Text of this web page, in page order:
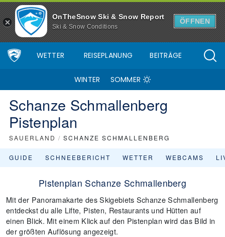
OnTheSnow Ski & Snow Report
Ski & Snow Conditions
ÖFFNEN
WETTER REISEPLANUNG BEITRÄGE
WINTER SOMMER
Schanze Schmallenberg
Pistenplan
SAUERLAND / SCHANZE SCHMALLENBERG
GUIDE SCHNEEBERICHT WETTER WEBCAMS
Pistenplan Schanze Schmallenberg
Mit der Panoramakarte des Skigebiets Schanze Schmallenberg
entdeckst du alle Lifte, Pisten, Restaurants und Hütten auf
einen Blick. Mit einem Klick auf den Pistenplan wird das Bild in
der größten Auflösung angezeigt.